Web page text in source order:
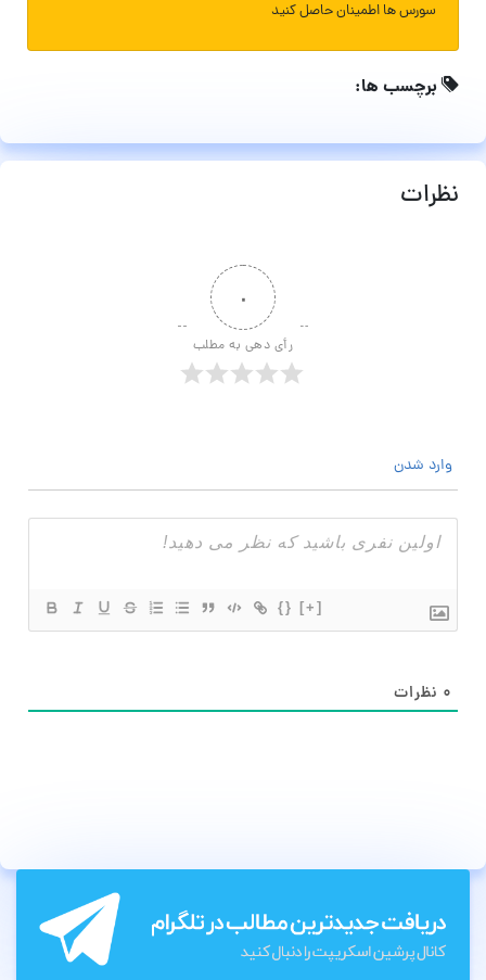
سورس ها اطمینان حاصل کنید
برچسب ها:
نظرات
۰
رأی دهی به مطلب
وارد شدن
{} [+]
۰ نظرات